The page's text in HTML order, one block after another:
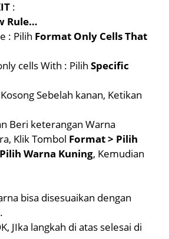
:
Rule…
: Pilih Format Only Cells That
cells With : Pilih Specific
Sebelah kanan, Ketikan
Beri keterangan Warna
Klik Tombol Format > Pilih
Warna Kuning, Kemudian
bisa disesuaikan dengan
JIka langkah di atas selesai di